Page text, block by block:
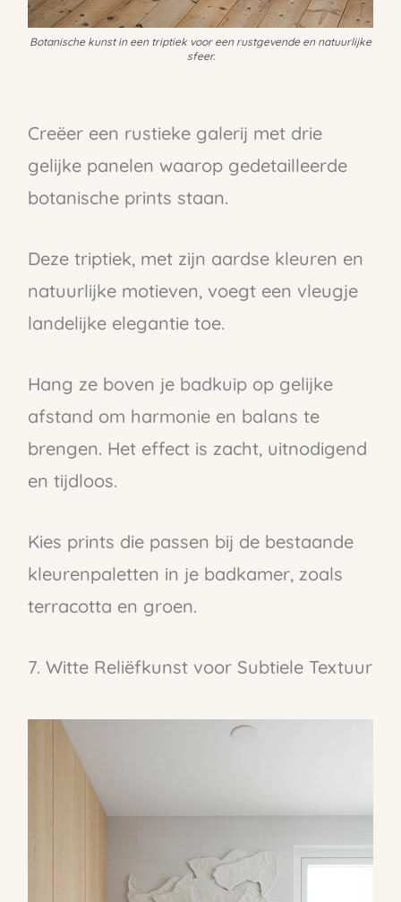
Botanische kunst in een triptiek voor een rustgevende en natuurlijke
sfeer.
Creëer een rustieke galerij met drie
gelijke panelen waarop gedetailleerde
botanische prints staan.
Deze triptiek, met zijn aardse kleuren en
natuurlijke motieven, voegt een vleugje
landelijke elegantie toe.
Hang ze boven je badkuip op gelijke
afstand om harmonie en balans te
brengen. Het effect is zacht, uitnodigend
en tijdloos.
Kies prints die passen bij de bestaande
kleurenpaletten in je badkamer, zoals
terracotta en groen.
7. Witte Reliëfkunst voor Subtiele Textuur